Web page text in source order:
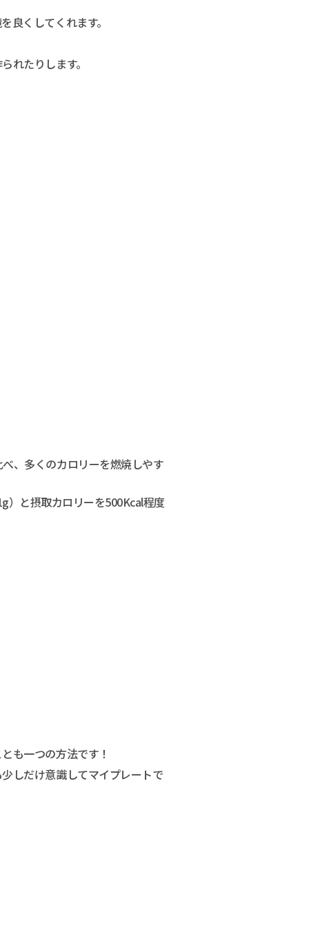
良くしてくれます。
れたりします。
、多くのカロリーを燃焼しやす
）と摂取カロリーを500Kcal程度
も一つの方法です！
しだけ意識してマイプレートで